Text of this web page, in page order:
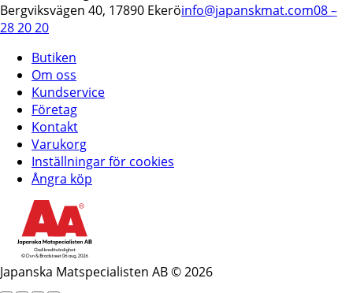
Bergviksvägen 40, 17890 Ekeröinfo@japanskmat.com08 –
28 20 20
Butiken
Om oss
Kundservice
Företag
Kontakt
Varukorg
Inställningar för cookies
Ångra köp
Japanska Matspecialisten AB © 2026